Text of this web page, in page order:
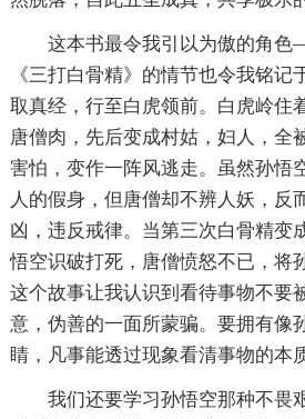
这本书最令我引以为傲的角色
《三打白骨精》的情节也令我铭记
取真经，行至白虎领前。白虎岭住
唐僧肉，先后变成村姑，妇人，全
害怕，变作一阵风逃走。虽然孙悟
人的假身，但唐僧却不辨人妖，反
凶，违反戒律。当第三次白骨精变
悟空识破打死，唐僧愤怒不已，将
这个故事让我认识到看待事物不要
意，伪善的一面所蒙骗。要拥有像
睛，凡事能透过现象看清事物的本
我们还要学习孙悟空那种不畏